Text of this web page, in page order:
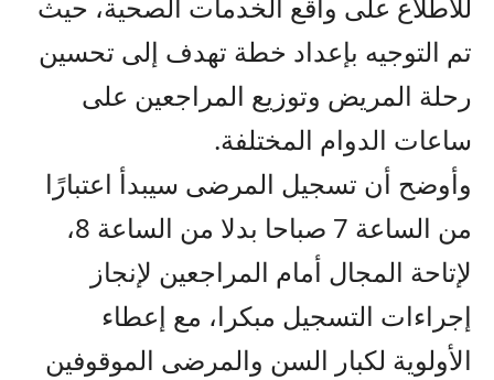
للاطلاع على واقع الخدمات الصحية، حيث
تم التوجيه بإعداد خطة تهدف إلى تحسين
رحلة المريض وتوزيع المراجعين على
ساعات الدوام المختلفة.
وأوضح أن تسجيل المرضى سيبدأ اعتبارًا
من الساعة 7 صباحا بدلا من الساعة 8،
لإتاحة المجال أمام المراجعين لإنجاز
إجراءات التسجيل مبكرا، مع إعطاء
الأولوية لكبار السن والمرضى الموقوفين